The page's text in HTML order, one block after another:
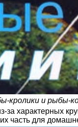
кролики и рыбы-
характерных
часть для